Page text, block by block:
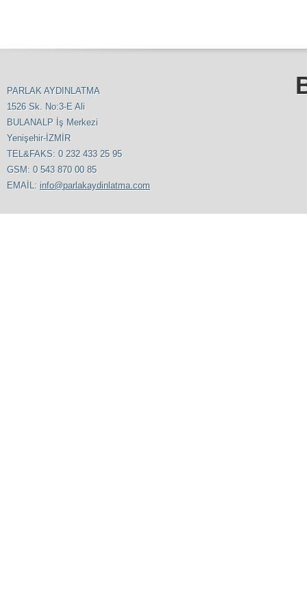
PARLAK AYDINLATMA
1526 Sk. No:3-E Ali
BULANALP İş Merkezi
Yenişehir-İZMİR
TEL&FAKS: 0 232 433 25 95
GSM: 0 543 870 00 85
EMAİL: info@parlakaydinlatma.com